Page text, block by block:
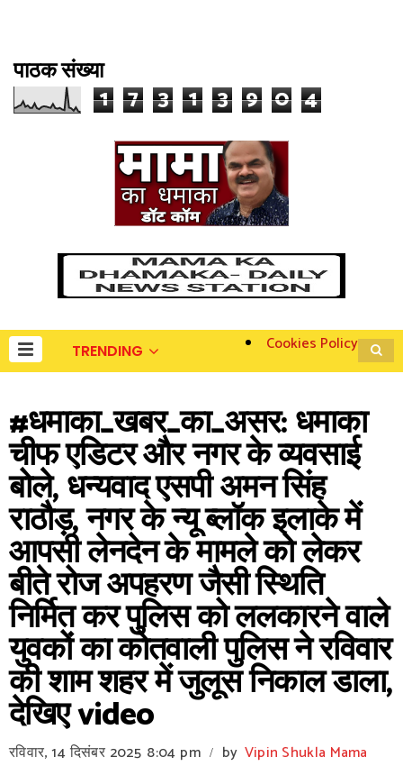
पाठक संख्या
1 7 3 1 3 9 0 4
TRENDING Cookies Policy
#धमाका_खबर_का_असर: धमाका
चीफ एडिटर और नगर के व्यवसाई
बोले, धन्यवाद एसपी अमन सिंह
राठौड़, नगर के न्यू ब्लॉक इलाके में
आपसी लेनदेन के मामले को लेकर
बीते रोज अपहरण जैसी स्थिति
निर्मित कर पुलिस को ललकारने वाले
युवकों का कोतवाली पुलिस ने रविवार
की शाम शहर में जुलूस निकाल डाला,
देखिए video
रविवार, 14 दिसंबर 2025 8:04 pm / by Vipin Shukla Mama